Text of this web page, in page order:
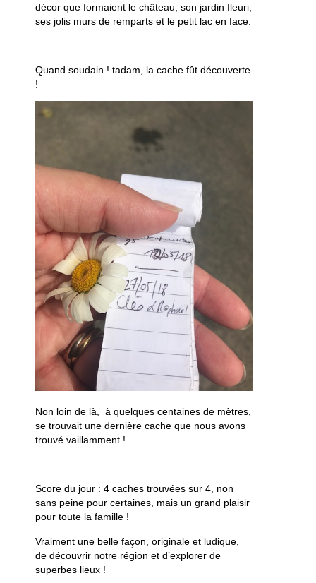
décor que formaient le château, son jardin fleuri,
ses jolis murs de remparts et le petit lac en face.
Quand soudain ! tadam, la cache fût découverte
!
Non loin de là, à quelques centaines de mètres,
se trouvait une dernière cache que nous avons
trouvé vaillamment !
Score du jour : 4 caches trouvées sur 4, non
sans peine pour certaines, mais un grand plaisir
pour toute la famille !
Vraiment une belle façon, originale et ludique,
de découvrir notre région et d’explorer de
superbes lieux !